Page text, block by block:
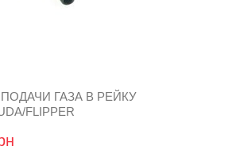
ГАЗА В РЕЙКУ
FLIPPER